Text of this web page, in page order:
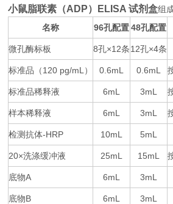
小鼠脂联素（ADP）ELISA 试剂盒组
名称
96孔配置 48孔配置
微孔酶标板 8孔×12条 12孔×4条
标准品（120 pg/mL ） 0.6mL 0.6mL
标准品稀释液 6mL 3mL
样本稀释液 6mL 3mL
检测抗体-HRP 10mL 5mL
20×洗涤缓冲液 25mL 15mL
底物A 6mL 3mL
底物B 6mL 3mL